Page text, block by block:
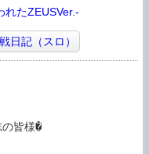
れたZEUSVer.-
日記（スロ）
皆様�